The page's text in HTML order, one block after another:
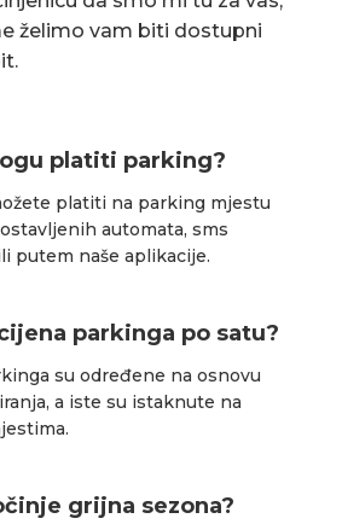
želimo vam biti dostupni
platiti parking?
platiti na parking mjestu
automata, sms
putem naše aplikacije.
parkinga po satu?
su određene na osnovu
a iste su istaknute na
grijna sezona?